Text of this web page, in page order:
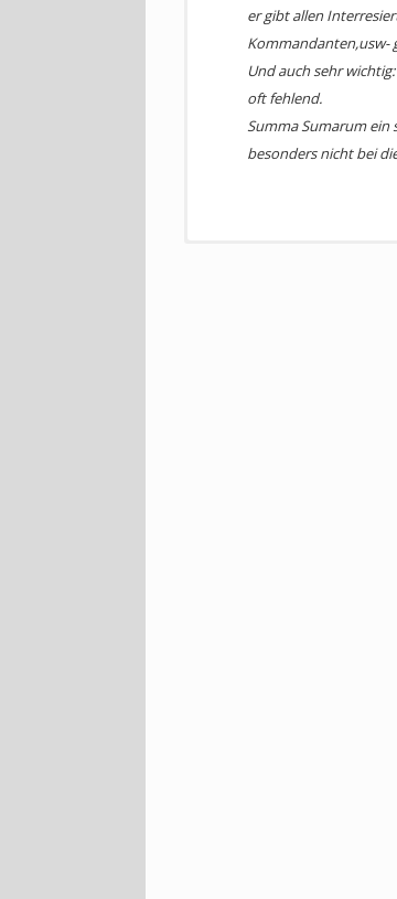
er gibt allen
Kommandanten,usw-
Und auch sehr
oft fehlend.
Summa Sumarum ein
besonders nicht bei